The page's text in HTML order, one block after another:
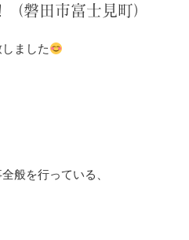
磐田市富士見町）
ました
般を行っている、